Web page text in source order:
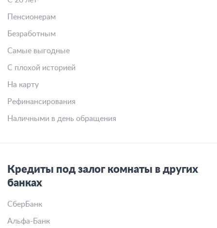
Пенсионерам
Безработным
Самые выгодные
С плохой историей
На карту
Рефинансирования
Наличными в день обращения
Кредиты под залог комнаты в других
банках
СберБанк
Альфа-Банк